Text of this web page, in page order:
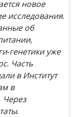
новое
исследования.
об
генетики уже
Часть
в Институт
в
Через